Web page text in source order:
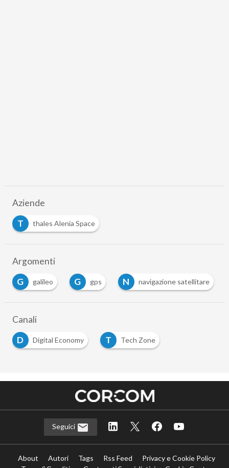
Aziende
T
thales Alenia Space
Argomenti
galileo gps navigazione satellitare
Canali
D
Digital Economy T Tech Zone
Seguici
About Autori Tags Rss Feed
Privacy e Cookie Policy